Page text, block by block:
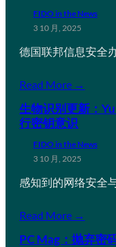
FIDO in the News
3 10 月, 2025
德国联邦信息安全
Read More →
生物识别更新：
行密钥意识
FIDO in the News
3 10 月, 2025
感知到的网络安全
Read More →
PC Mag：抛弃密